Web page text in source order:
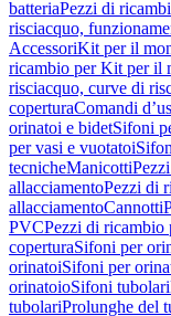
batteriaPezzi di
risciacquo,
AccessoriKit per il
ricambio per Kit per il
risciacquo, curve di
coperturaComandi
orinatoi e bidetSifoni
per vasi e vuotatoi
tecnicheManicotti
allacciamentoPezzi di
allacciamentoCannotti
PVCPezzi di ricambio
coperturaSifoni per
orinatoiSifoni per
orinatoioSifoni tubolari
tubolariProlunghe del